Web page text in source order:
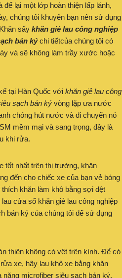
lại một lớp hoàn thiện lấp lánh,
chúng tôi khuyên bạn nên sử dụng
sấy khăn giẻ lau công nghiệp
bán ký chi tiếtcủa chúng tôi có
và sẽ không làm trầy xước hoặc
tại Hàn Quốc với khăn giẻ lau công
sạch bán ký vòng lặp ưa nước
chóng hút nước và di chuyển nó
mềm mại và sang trọng, đây là
khi rửa.
tốt nhất trên thị trường, khăn
đến cho chiếc xe của bạn vẻ bóng
khăn làm khô bằng sợi dệt
cửa sổ khăn giẻ lau công nghiệp
bán ký của chúng tôi để sử dụng
thiện không có vệt trên kính. Để có
xe, hãy lau khô xe bằng khăn
năng microfiber siêu sạch bán ký.